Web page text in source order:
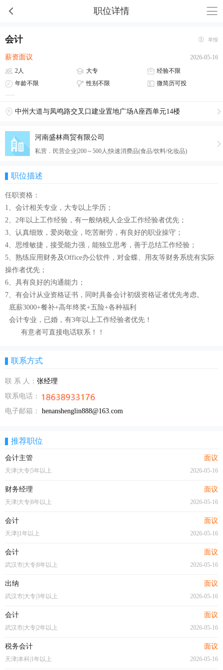
职位详情
会计 举报
薪资面议
2026-05-16
2人
大专
经验不限
年龄不限
性别不限 微简历可投
中州大道与凤鸣路交叉口建业置地广场A座西单元14楼
河南盛林商贸有限公司
私营．民营企业|200～500人|快速消费品(食品/饮料/化妆品)
职位描述
任职资格：
1、会计相关专业，大专以上学历；
2、2年以上工作经验，有一般纳税人企业工作经验者优先；
3、认真细致，爱岗敬业，吃苦耐劳，有良好的职业操守；
4、思维敏捷，接受能力强，能独立思考，善于总结工作经验；
5、熟练应用财务及Office办公软件，对金蝶、用友等财务系统有实际
操作者优先；
6、具有良好的沟通能力；
7、有会计从业资格证书，同时具备会计初级资格证者优先考虑。
底薪3000+餐补+高年终奖+五险+各种福利
会计专业，已婚，有3年以上工作经验者优先！
有意者可直接电话联系！！
联系方式
联 系 人： 张经理
联系电话：
电子邮箱：
henanshenglin888@163.com
推荐职位
会计主管 面议
天津|大专|5年以上 2026-05-16
财务经理 面议
天津|大专|8年以上 2026-05-16
会计 面议
天津||1年以上 2026-05-16
会计 面议
武汉市|大专|8年以上 2026-05-16
出纳 面议
武汉市|大专|3年以上 2026-05-16
会计 面议
武汉市|大专|2年以上 2026-05-16
税务会计 面议
天津|本科|1年以上 2026-05-16